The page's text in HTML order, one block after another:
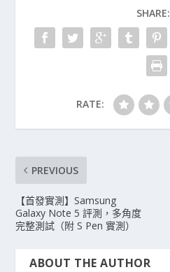
SHARE:
RATE:
PREVIOUS
【首發實測】Samsung
Galaxy Note 5 評測，多角度
完整測試（附 S Pen 實測）
ABOUT THE AUTHOR